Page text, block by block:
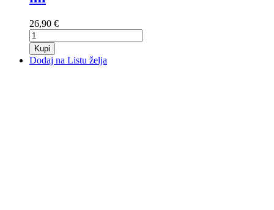
26,90 €
Kupi
Dodaj na Listu želja